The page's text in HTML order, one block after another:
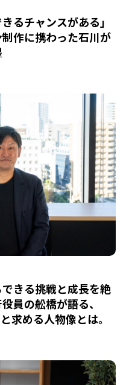
るチャンスがある」
作に携わった石川が
できる挑戦と成長を絶
員の舩橋が語る、
求める人物像とは。